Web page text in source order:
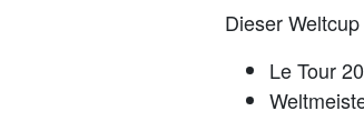
Dieser
Le Tour